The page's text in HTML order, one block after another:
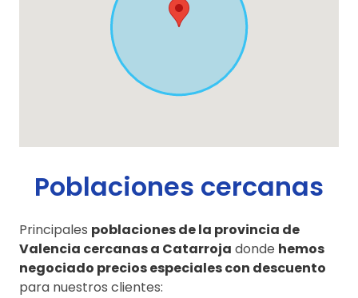
Poblaciones cercanas
Principales poblaciones de la provincia de
Valencia cercanas a Catarroja donde hemos
negociado precios especiales con descuento
para nuestros clientes: